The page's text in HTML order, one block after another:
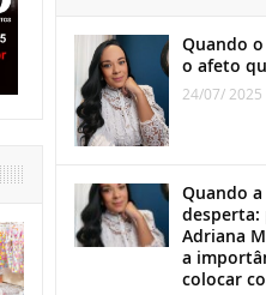
Quando
o afeto
24/07/ 2025
Quando
desperta:
Adriana
a
colocar